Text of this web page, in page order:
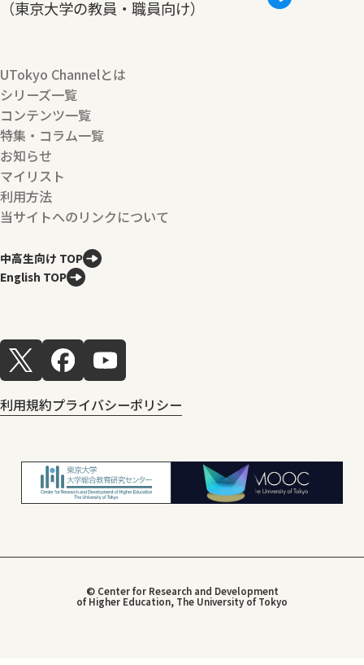
（東京大学の教員・職員向け）
UTokyo Channelとは
シリーズ一覧
コンテンツ一覧
特集・コラム一覧
お知らせ
マイリスト
利用方法
当サイトへのリンクについて
中高生向け TOP
English TOP
利用規約プライバシーポリシー
© Center for Research and Development
of Higher Education, The University of Tokyo